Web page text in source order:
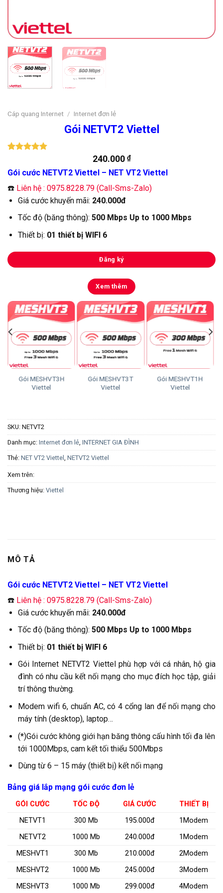
Cáp quang Internet / Internet đơn lẻ
Gói NETVT2 Viettel
đánh giá
240.000 ₫
Gói cước NETVT2 Viettel – NET VT2 Viettel
☎️ Liên hệ : 0975.8228.79 (Call-Sms-Zalo)
Giá cước khuyến mãi: 240.000đ
Tốc độ (băng thông): 500 Mbps Up to 1000 Mbps
Thiết bị: 01 thiết bị WIFI 6
Đăng ký
Xem thêm
Gói MESHVT1H
Viettel
Gói MESHVT3H
Viettel
Gói MESHVT3T
Viettel
SKU: NETVT2
Danh mục: Internet đơn lẻ, INTERNET GIA ĐÌNH
Thẻ: NET VT2 Viettel , NETVT2 Viettel
Xem trên:
Thương hiệu: Viettel
MÔ TẢ
Gói cước NETVT2 Viettel – NET VT2 Viettel
☎️ Liên hệ : 0975.8228.79 (Call-Sms-Zalo)
Giá cước khuyến mãi: 240.000đ
Tốc độ (băng thông): 500 Mbps Up to 1000 Mbps
Thiết bị: 01 thiết bị WIFI 6
Gói Internet NETVT2 Viettel phù hợp với cá nhân, hộ gia
đình có nhu cầu kết nối mạng cho mục đích học tập, giải
trí thông thường.
Modem wifi 6, chuẩn AC, có 4 cổng lan để nối mạng cho
máy tính (desktop), laptop…
(*)Gói cước không giới hạn băng thông cấu hình tối đa lên
tới 1000Mbps, cam kết tối thiểu 500Mbps
Dùng từ 6 – 15 máy (thiết bị) kết nối mạng
Bảng giá lắp mạng gói cước đơn lẻ
GÓI CƯỚC TỐC ĐỘ GIÁ CƯỚC
THIẾT BỊ
NETVT1
300 Mb 195.000đ
1Modem
NETVT2
1000 Mb 240.000đ
1Modem
MESHVT1
300 Mb 210.000đ
2Modem
MESHVT2
1000 Mb 245.000đ
3Modem
MESHVT3
1000 Mb 299.000đ 4Modem